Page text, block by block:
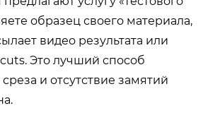
образец своего материала,
видео результата или
Это лучший способ
и отсутствие замятий